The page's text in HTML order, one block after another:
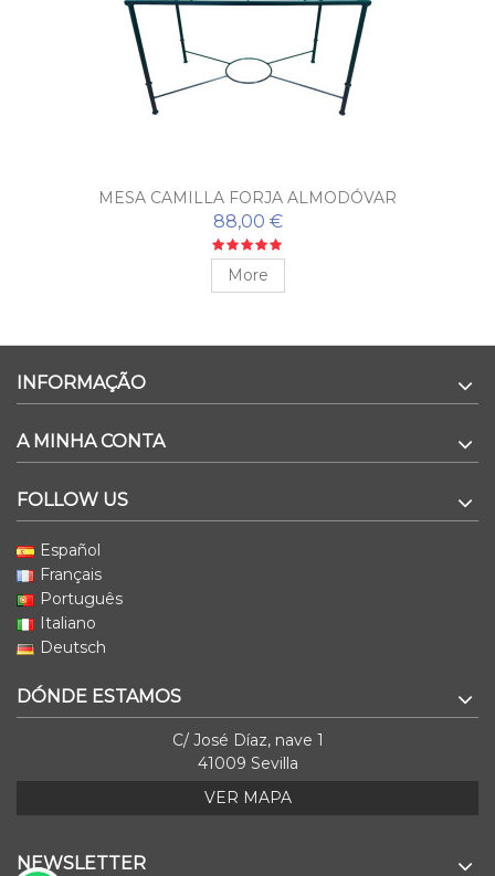
MESA CAMILLA FORJA ALMODÓVAR
88,00 €
More
INFORMAÇÃO
A MINHA CONTA
FOLLOW US
Español
Français
Português
Italiano
Deutsch
DÓNDE ESTAMOS
C/ José Díaz, nave 1
41009 Sevilla
VER MAPA
NEWSLETTER